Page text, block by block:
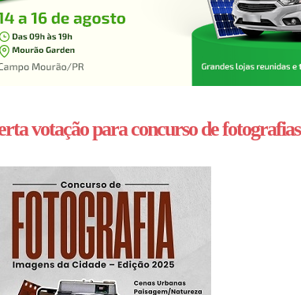
votação para concurso de fotografias